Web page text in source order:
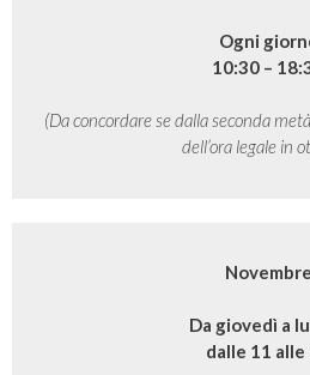
Ogni
10:30 –
(Da concordare se dalla seconda
dell’ora legale in
Novembre
Da giovedì a
dalle 11 alle